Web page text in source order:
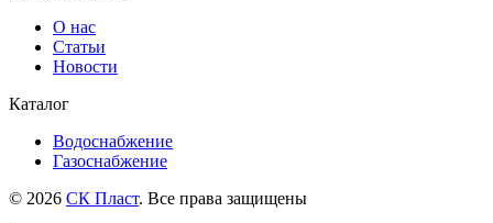
О нас
Статьи
Новости
Каталог
Водоснабжение
Газоснабжение
© 2026 СК Пласт. Все права защищены